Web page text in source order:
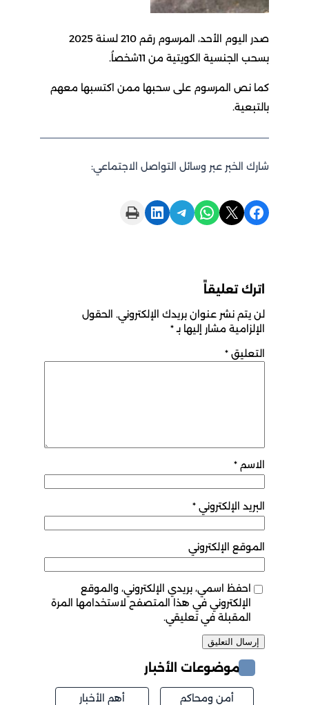
صدر اليوم الأحد، المرسوم رقم 210 لسنة 2025
بسحب الجنسية الكويتية من 11شخصاُ.
كما نص المرسوم على سحبها ممن اكتسبها معهم
بالتبعية.
شارك الخبر عبر وسائل التواصل الاجتماعي:
Share on Facebook
Share on X
Share on WhatsApp
Share on Telegram
Share on LinkedIn
Print this Page
اترك تعليقاً
لن يتم نشر عنوان بريدك الإلكتروني. الحقول
الإلزامية مشار إليها بـ*
التعليق *
الاسم *
البريد الإلكتروني *
الموقع الإلكتروني
احفظ اسمي، بريدي الإلكتروني، والموقع
الإلكتروني في هذا المتصفح لاستخدامها المرة
المقبلة في تعليقي.
موضوعات الأخبار
أمن ومحاكم أهم الأخبار